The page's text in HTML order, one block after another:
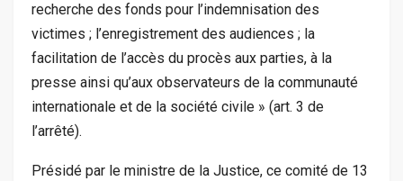
recherche des fonds pour l’indemnisation des
victimes ; l’enregistrement des audiences ; la
facilitation de l’accès du procès aux parties, à la
presse ainsi qu’aux observateurs de la communauté
internationale et de la société civile » (art. 3 de
l’arrêté).
Présidé par le ministre de la Justice, ce comité de 13